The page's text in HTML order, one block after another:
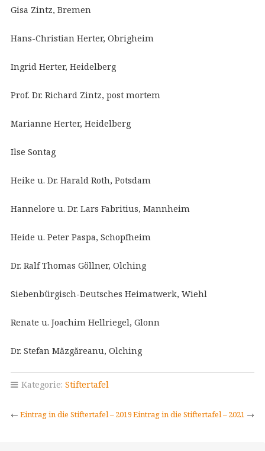
Gisa Zintz, Bremen
Hans-Christian Herter, Obrigheim
Ingrid Herter, Heidelberg
Prof. Dr. Richard Zintz, post mortem
Marianne Herter, Heidelberg
Ilse Sontag
Heike u. Dr. Harald Roth, Potsdam
Hannelore u. Dr. Lars Fabritius, Mannheim
Heide u. Peter Paspa, Schopfheim
Dr. Ralf Thomas Göllner, Olching
Siebenbürgisch-Deutsches Heimatwerk, Wiehl
Renate u. Joachim Hellriegel, Glonn
Dr. Stefan Măzgăreanu, Olching
Kategorie: Stiftertafel
← Eintrag in die Stiftertafel – 2019Eintrag in die Stiftertafel – 2021 →